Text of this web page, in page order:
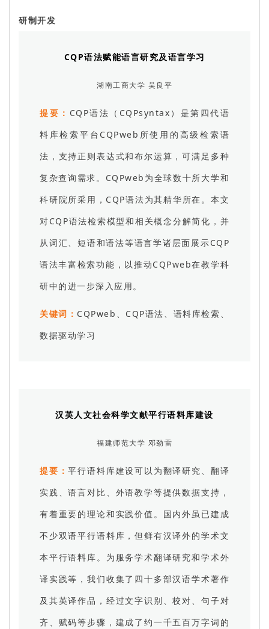
研制开发
CQP语法赋能语言研究及语言学习
湖南工商大学 吴良平
提要： CQP语法（CQPsyntax）是第四代语
料库检索平台CQPweb所使用的高级检索语
法，支持正则表达式和布尔运算，可满足多种
复杂查询需求。CQPweb为全球数十所大学和
科研院所采用，CQP语法为其精华所在。本文
对CQP语法检索模型和相关概念分解简化，并
从词汇、短语和语法等语言学诸层面展示CQP
语法丰富检索功能，以推动CQPweb在教学科
研中的进一步深入应用。
关键词： CQPweb、CQP语法、语料库检索、
数据驱动学习
汉英人文社会科学文献平行语料库建设
福建师范大学 邓劲雷
提要：平行语料库建设可以为翻译研究、翻译
实践、语言对比、外语教学等提供数据支持，
有着重要的理论和实践价值。国内外虽已建成
不少双语平行语料库，但鲜有汉译外的学术文
本平行语料库。为服务学术翻译研究和学术外
译实践等，我们收集了四十多部汉语学术著作
及其英译作品，经过文字识别、校对、句子对
齐、赋码等步骤，建成了约一千五百万字词的